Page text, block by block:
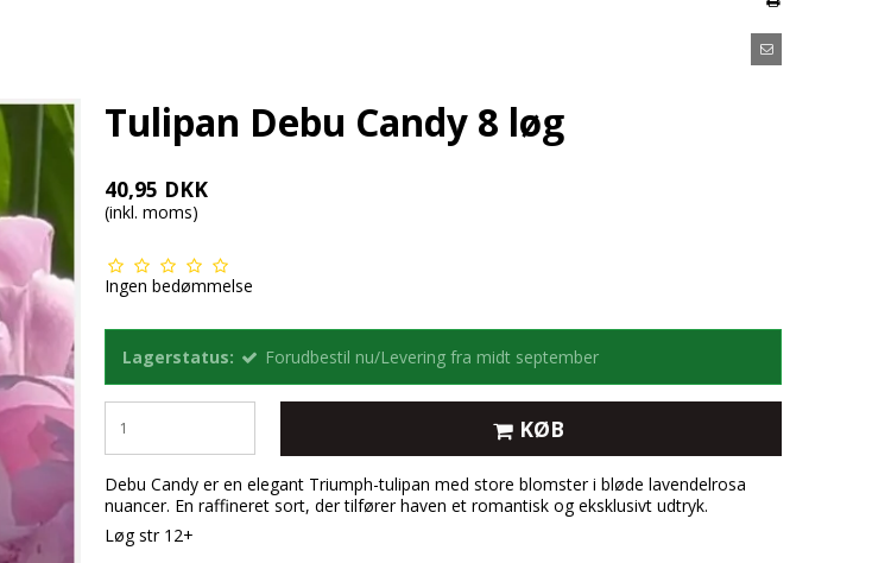
Tulipan Debu Candy 8 løg
40,95 DKK
(inkl. moms)
Ingen bedømmelse
Lagerstatus: Forudbestil nu/Levering fra midt september
KØB
Debu Candy er en elegant Triumph-tulipan med store blomster i bløde lavendelrosa
nuancer. En raffineret sort, der tilfører haven et romantisk og eksklusivt udtryk.
Løg str 12+